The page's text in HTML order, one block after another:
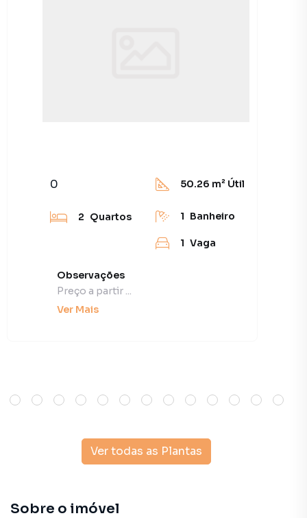
0
2 Quartos
50.26 m² Útil
1 Banheiro
1 Vaga
Observações
Preço a partir ...
Ver Mais
Ver todas as Plantas
Sobre o imóvel